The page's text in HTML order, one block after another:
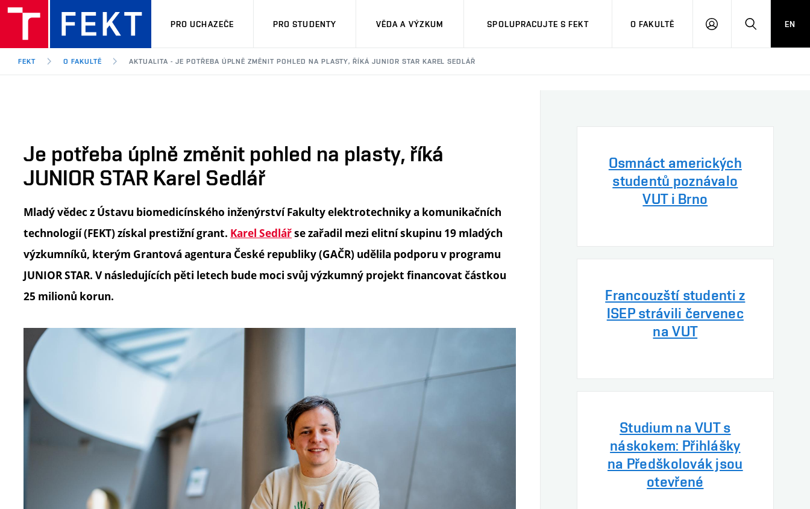
PRO UCHAZEČE PRO STUDENTY VĚDA A VÝZKUM SPOLUPRACUJTE S FEKT O FAKULTĚ
PŘIHLÁSITHLEDAT
EN
FEKT O FAKULTĚ AKTUALITA - JE POTŘEBA ÚPLNĚ ZMĚNIT POHLED NA PLASTY, ŘÍKÁ JUNIOR STAR KAREL SEDLÁŘ
Je potřeba úplně změnit pohled na plasty, říká
JUNIOR STAR Karel Sedlář
Mladý vědec z Ústavu biomedicínského inženýrství Fakulty elektrotechniky a komunikačních
technologií (FEKT) získal prestižní grant. Karel Sedlářse zařadil mezi elitní skupinu 19 mladých
výzkumníků, kterým Grantová agentura České republiky (GAČR) udělila podporu v programu
JUNIOR STAR. V následujících pěti letech bude moci svůj výzkumný projekt financovat částkou
25 milionů korun.
Osmnáct amerických
studentů poznávalo
VUT i Brno
Francouzští studenti z
ISEP strávili červenec
na VUT
Studium na VUT s
náskokem: Přihlášky
na Předškolovák jsou
otevřené